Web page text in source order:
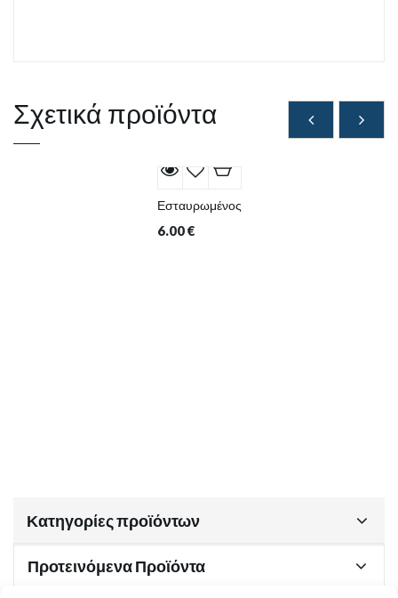
Σχετικά προϊόντα
Εσταυρωμένος
6.00€
Κατηγορίες προϊόντων
Προτεινόμενα Προϊόντα